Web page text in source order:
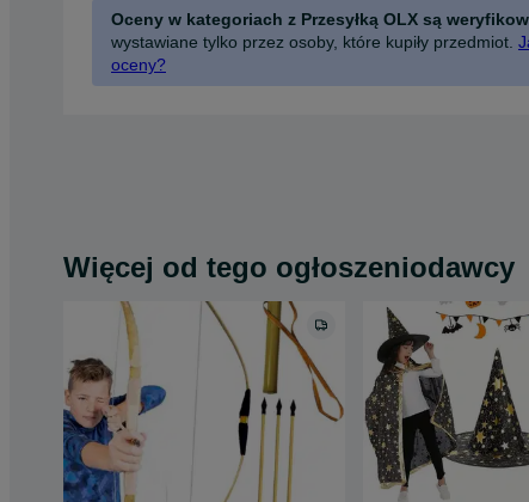
Oceny w kategoriach z Przesyłką OLX są
wystawiane tylko przez osoby, które kupiły przedmiot.
oceny?
Więcej od tego ogłoszeniodawcy